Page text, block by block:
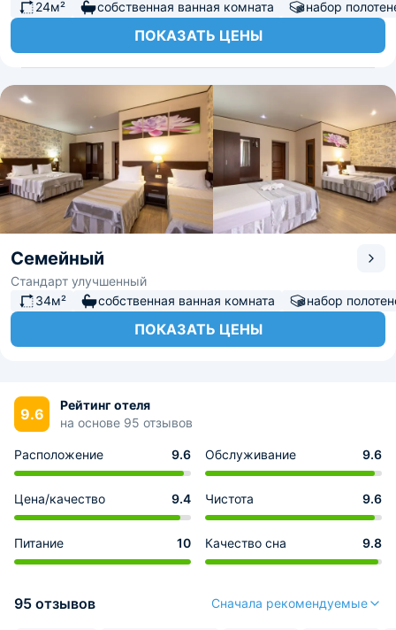
24м² собственная ванная комната набор
ПОКАЗАТЬ ЦЕНЫ
Семейный
Стандарт улучшенный
34м²
собственная ванная комната набор
ПОКАЗАТЬ ЦЕНЫ
9.6
Рейтинг отеля
на основе 95 отзывов
Расположение 9.6 Обслуживание 9.6
Цена/качество 9.4 Чистота 9.6
Питание 10 Качество сна 9.8
95 отзывов Сначала рекомендуемые